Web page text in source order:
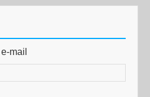
mail